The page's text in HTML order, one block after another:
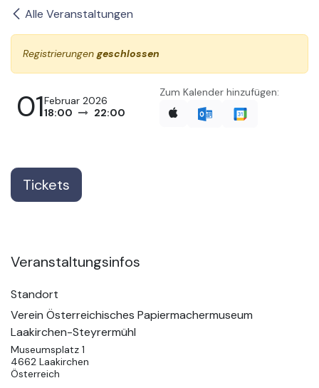
Alle Veranstaltungen
Registrierungen geschlossen
01Februar 2026
18:00
22:00
Zum Kalender hinzufügen:
Tickets
Veranstaltungsinfos
Standort
Verein Österreichisches Papiermachermuseum
Laakirchen-Steyrermühl
Museumsplatz 1
4662 Laakirchen
Österreich